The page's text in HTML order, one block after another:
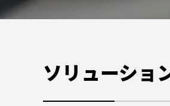
ソリューショ